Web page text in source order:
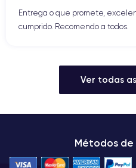
Entrega o que promete,
cumprido. Recomendo a todos.
Ver todas
Métodos